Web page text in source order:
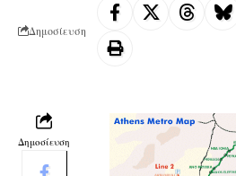
Δημοσίευση
Δημοσίευση